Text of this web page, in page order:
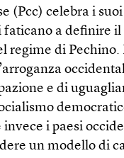
(Pcc) celebra i
faticano a definire il
regime di
e di
invece i paesi
un modello di